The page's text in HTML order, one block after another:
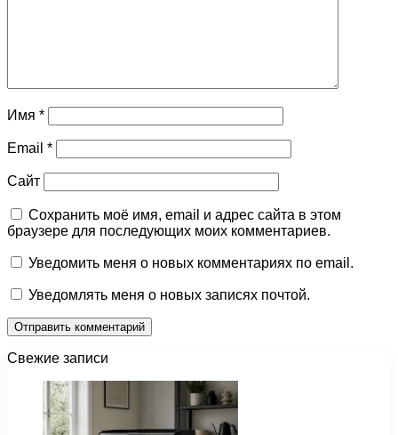
Имя *
Email *
Сайт
Сохранить моё имя, email и адрес сайта в этом
браузере для последующих моих комментариев.
Уведомить меня о новых комментариях по email.
Уведомлять меня о новых записях почтой.
Свежие записи